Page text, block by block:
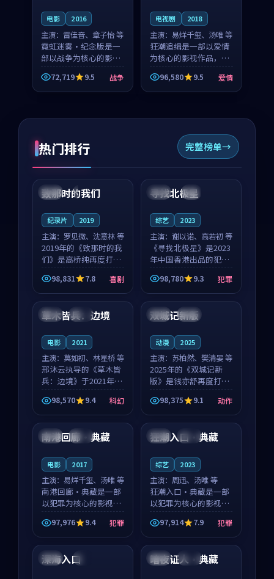
电影 2016
主演： 雷佳音、章子怡 等
霓虹迷雾·纪念版是一
部以战争为核心的影视
作品，围绕危机、反转
与人物成长展开，整体
节奏紧凑，值得推荐观
72,719 9.5 战争
电视剧 2018
主演： 易烊千玺、汤唯 等
狂潮追缉是一部以爱情
为核心的影视作品，围
绕危机、反转与人物成
长展开，整体节奏紧
凑，值得推荐观看。
96,580 9.5 爱情
热门排行 完整榜单
中国 4K
99:22
致那时的我们
纪录片 2019
主演： 罗见微、沈意林 等
2019年的《致那时的我
们》是高桥纯再度打磨
的喜剧佳作。中国大陆
的取景与都市寓言的氛
围相互成就，罗见微与
沈意林的对手戏自然克
制，让整部影片在悬
98,831 7.8 喜剧
中国 4K
99:18
寻找北极星
综艺 2023
主演： 谢以诺、高若初 等
《寻找北极星》是2023
年中国香港出品的犯罪
新作，主创团队希望用
公路冒险的故事让观众
停下来想一想。谢以诺
领衔，高若初担任重要
角色，戚南柯的叙事
98,780 9.3 犯罪
泰国 独播
草木皆兵：边境
电影 2021
主演： 莫如初、林星桥 等
邢沐云执导的《草木皆
兵：边境》于2021年面
世，泰国的城市气质与
校园青春的人物心境共
同构筑了影片基调。莫
如初、林星桥用细腻的
表演撑起整部科幻电
98,570 9.4 科幻
中国 独播
双城记新版
动漫 2025
主演： 苏柏然、樊清晏 等
2025年的《双城记新
版》是钱亦舒再度打磨
的动作佳作。中国大陆
的取景与沙漠探险的氛
围相互成就，苏柏然与
樊清晏的对手戏自然克
制，让整部影片在悬念
98,375 9.1 动作
中国 杜比
南港回廊·典藏
电影 2017
主演： 易烊千玺、汤唯 等
南港回廊·典藏是一部
以犯罪为核心的影视作
品，围绕危机、反转与
人物成长展开，整体节
奏紧凑，值得推荐观
看。
97,976 9.4 犯罪
美国 杜比
狂潮入口·典藏
综艺 2023
主演： 周迅、汤唯 等
狂潮入口·典藏是一部
以犯罪为核心的影视作
品，围绕危机、反转与
人物成长展开，整体节
奏紧凑，值得推荐观
看。
97,914 7.9 犯罪
泰国 4K
深海入口 中国 独播
暗夜证人·典藏